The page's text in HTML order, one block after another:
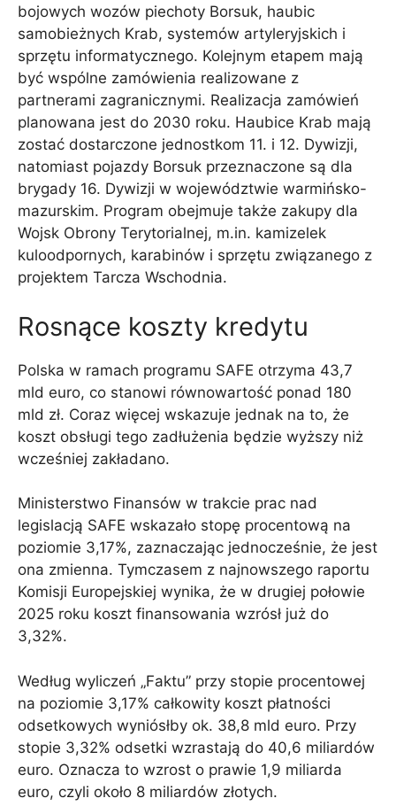
bojowych wozów piechoty Borsuk, haubic
samobieżnych Krab, systemów artyleryjskich i
sprzętu informatycznego. Kolejnym etapem mają
być wspólne zamówienia realizowane z
partnerami zagranicznymi. Realizacja zamówień
planowana jest do 2030 roku. Haubice Krab mają
zostać dostarczone jednostkom 11. i 12. Dywizji,
natomiast pojazdy Borsuk przeznaczone są dla
brygady 16. Dywizji w województwie warmińsko-
mazurskim. Program obejmuje także zakupy dla
Wojsk Obrony Terytorialnej, m.in. kamizelek
kuloodpornych, karabinów i sprzętu związanego z
projektem Tarcza Wschodnia.
Rosnące koszty kredytu
Polska w ramach programu SAFE otrzyma 43,7
mld euro, co stanowi równowartość ponad 180
mld zł. Coraz więcej wskazuje jednak na to, że
koszt obsługi tego zadłużenia będzie wyższy niż
wcześniej zakładano.
Ministerstwo Finansów w trakcie prac nad
legislacją SAFE wskazało stopę procentową na
poziomie 3,17%, zaznaczając jednocześnie, że jest
ona zmienna. Tymczasem z najnowszego raportu
Komisji Europejskiej wynika, że ​​w drugiej połowie
2025 roku koszt finansowania wzrósł już do
3,32%.
Według wyliczeń „Faktu” przy stopie procentowej
na poziomie 3,17% całkowity koszt płatności
odsetkowych wyniósłby ok. 38,8 mld euro. Przy
stopie 3,32% odsetki wzrastają do 40,6 miliardów
euro. Oznacza to wzrost o prawie 1,9 miliarda
euro, czyli około 8 miliardów złotych.